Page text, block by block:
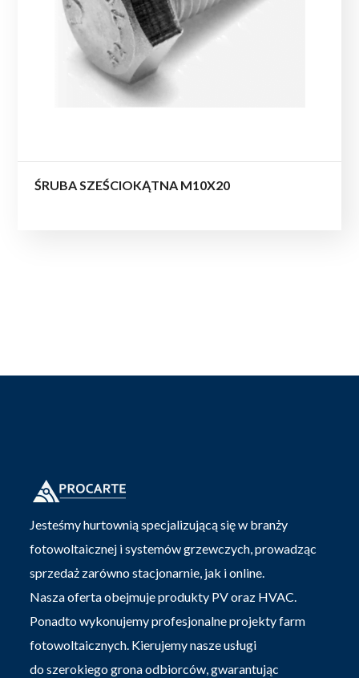
ŚRUBA SZEŚCIOKĄTNA M10X20
Jesteśmy hurtownią specjalizującą się w branży
fotowoltaicznej i systemów grzewczych, prowadząc
sprzedaż zarówno stacjonarnie, jak i online.
Nasza oferta obejmuje produkty PV oraz HVAC.
Ponadto wykonujemy profesjonalne projekty farm
fotowoltaicznych. Kierujemy nasze usługi
do szerokiego grona odbiorców, gwarantując